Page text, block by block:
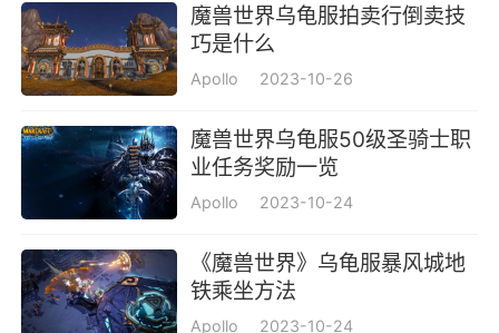
魔兽世界乌龟服拍卖行倒卖技
巧是什么
Apollo 2023-10-26
魔兽世界乌龟服50级圣骑士职
业任务奖励一览
Apollo 2023-10-24
《魔兽世界》乌龟服暴风城地
铁乘坐方法
Apollo 2023-10-24